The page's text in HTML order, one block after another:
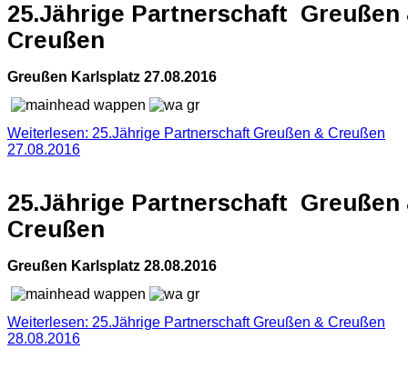
25.Jährige Partnerschaft Greußen
Creußen
Greußen Karlsplatz 27.08.2016
Weiterlesen: 25.Jährige Partnerschaft Greußen & Creußen
27.08.2016
25.Jährige Partnerschaft Greußen
Creußen
Greußen Karlsplatz 28.08.2016
Weiterlesen: 25.Jährige Partnerschaft Greußen & Creußen
28.08.2016